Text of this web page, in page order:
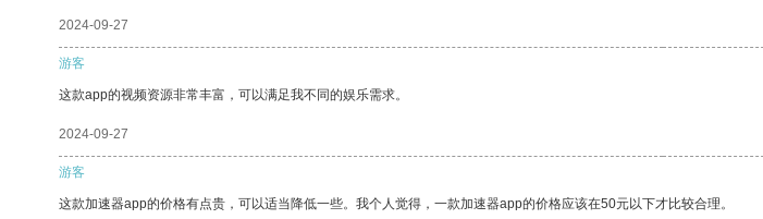
2024-09-27
游客
这款app的视频资源非常丰富，可以满足我不同的娱乐需求。
2024-09-27
游客
这款加速器app的价格有点贵，可以适当降低一些。我个人觉得，一款加速器app的价格应该在50元以下才比较合理。